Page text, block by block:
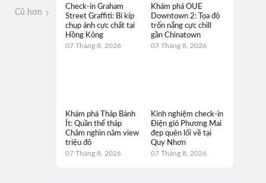
Cũ hơn
Check-in Graham
Street Graffiti: Bí kíp
chụp ảnh cực chất tại
Hồng Kông
07 Tháng 8, 2026
Khám phá OUE
Downtown 2: Tọa độ
trốn nắng cực chill
gần Chinatown
07 Tháng 8, 2026
Khám phá Tháp Bánh
Ít: Quần thể tháp
Chăm nghìn năm view
triệu đô
07 Tháng 8, 2026
Kinh nghiệm check-in
Điện gió Phương Mai
đẹp quên lối về tại
Quy Nhơn
07 Tháng 8, 2026